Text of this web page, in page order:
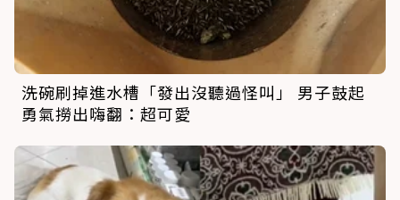
洗碗刷掉進水槽「發出沒聽過怪叫」 男子鼓起
勇氣撈出嗨翻：超可愛